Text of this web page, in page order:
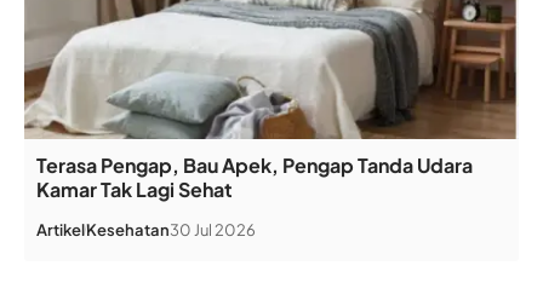
Terasa Pengap, Bau Apek, Pengap Tanda Udara
Kamar Tak Lagi Sehat
ArtikelKesehatan30 Jul 2026